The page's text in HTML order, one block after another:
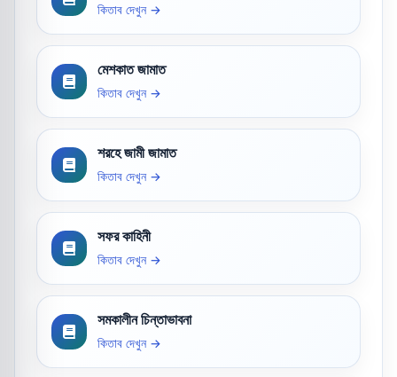
কিতাব দেখুন →
মেশকাত জামাত
কিতাব দেখুন →
শরহে জামী জামাত
কিতাব দেখুন →
সফর কাহিনী
কিতাব দেখুন →
সমকালীন চিন্তাভাবনা
কিতাব দেখুন →